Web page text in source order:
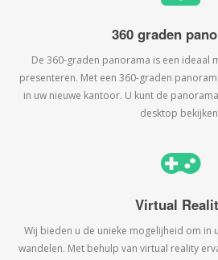
360 graden
De 360-graden panorama is een ideaal
presenteren. Met een 360-graden
in uw nieuwe kantoor. U kunt de
desktop
Virtual
Wij bieden u de unieke mogelijheid om in
wandelen. Met behulp van virtual reality